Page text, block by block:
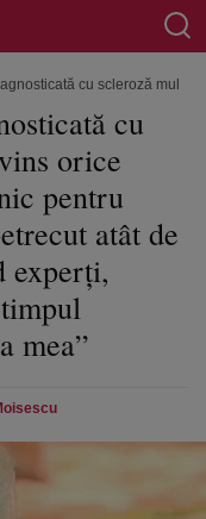
cu scleroză
cu
orice
pentru
atât de
experți,
mea”